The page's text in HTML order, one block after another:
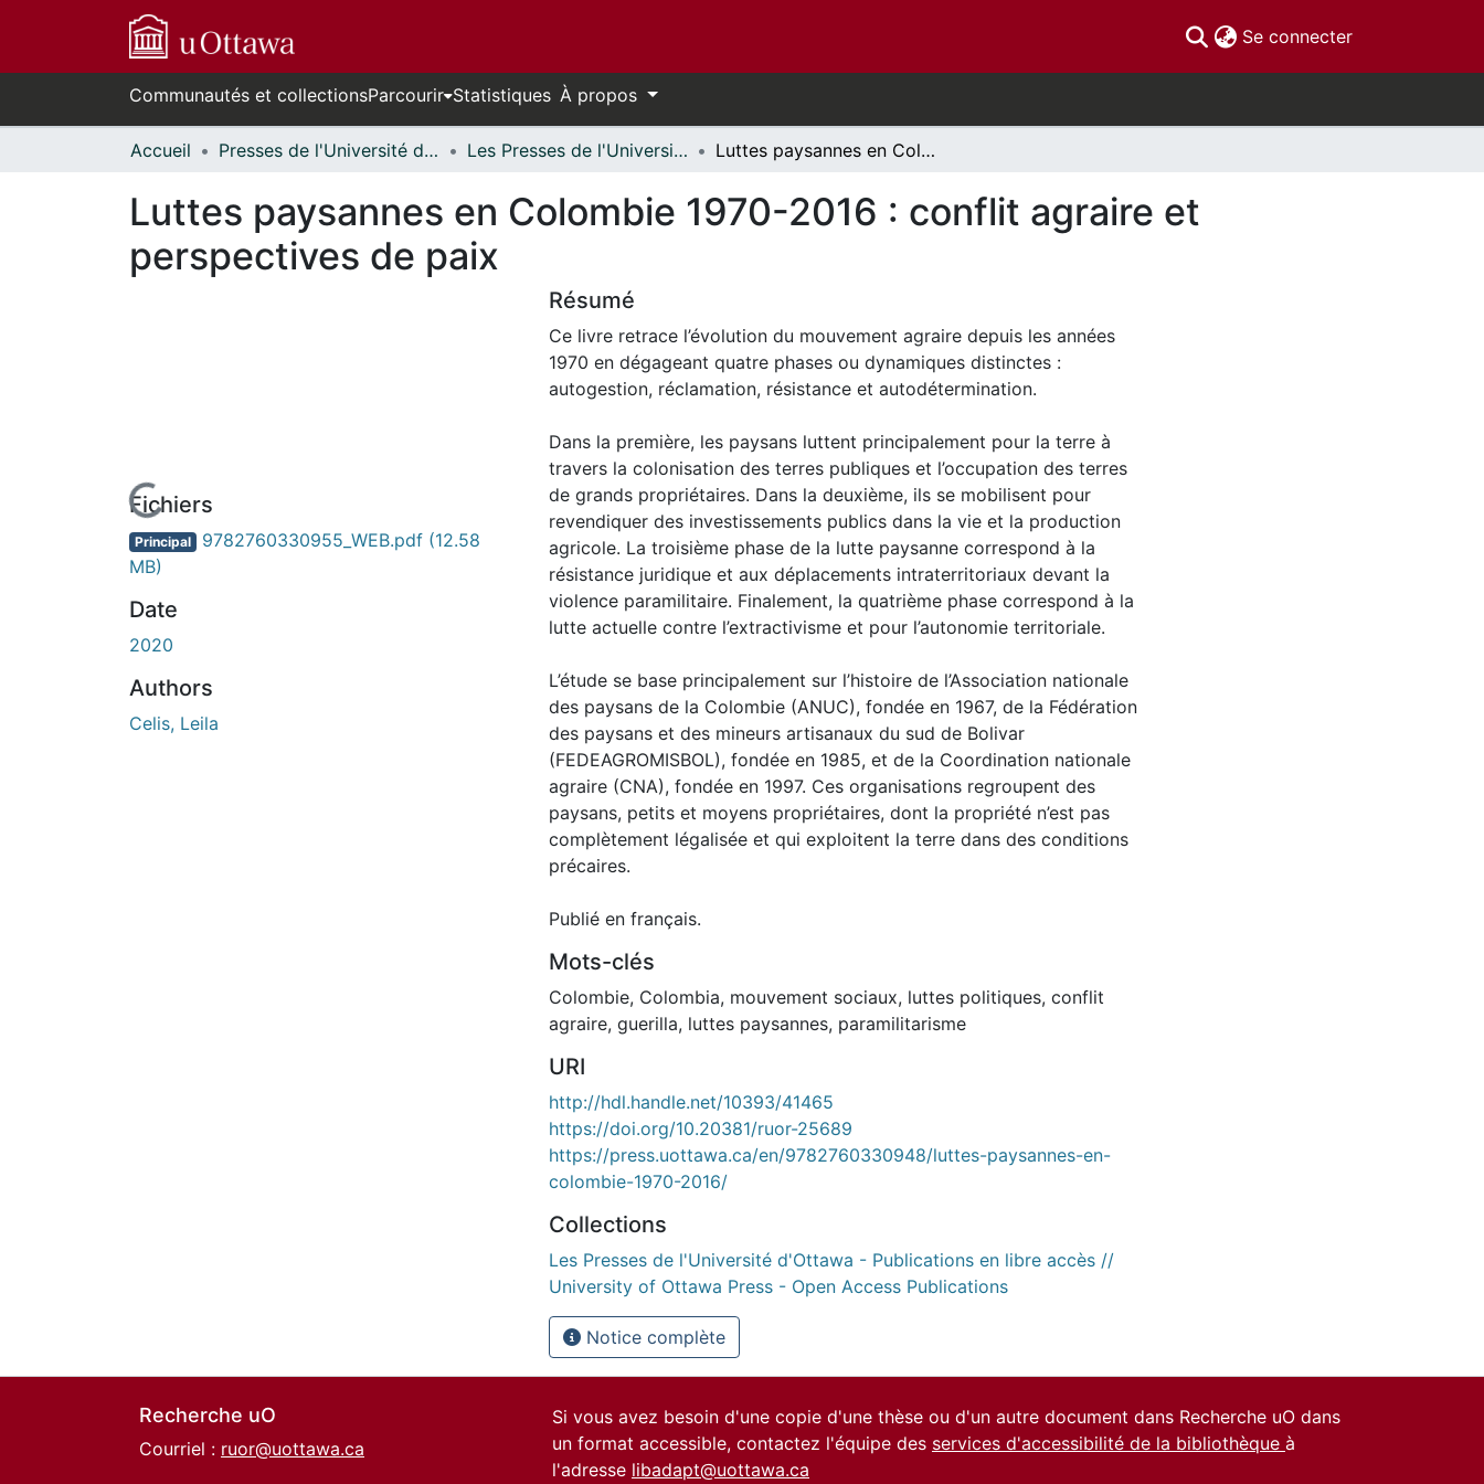
Se connecter(current)
Communautés et collectionsParcourir Statistiques À propos
Accueil Presses de l'Université d'Ottawa // University of Ottawa Press Les Presses de l'Université d'Ottawa - Publications en libre accès // University of Ottawa Press - Open Access Publications Luttes paysannes en Colombie 1970-2016 : conflit agraire et perspectives de paix
Luttes paysannes en Colombie 1970-2016 : conflit agraire et
perspectives de paix
En cours de chargement...
Fichiers
Principal 9782760330955_WEB.pdf (12.58
MB)
Date
2020
Authors
Celis, Leila
Résumé
Ce livre retrace l’évolution du mouvement agraire depuis les années
1970 en dégageant quatre phases ou dynamiques distinctes :
autogestion, réclamation, résistance et autodétermination.
Dans la première, les paysans luttent principalement pour la terre à
travers la colonisation des terres publiques et l’occupation des terres
de grands propriétaires. Dans la deuxième, ils se mobilisent pour
revendiquer des investissements publics dans la vie et la production
agricole. La troisième phase de la lutte paysanne correspond à la
résistance juridique et aux déplacements intraterritoriaux devant la
violence paramilitaire. Finalement, la quatrième phase correspond à la
lutte actuelle contre l’extractivisme et pour l’autonomie territoriale.
L’étude se base principalement sur l’histoire de l’Association nationale
des paysans de la Colombie (ANUC), fondée en 1967, de la Fédération
des paysans et des mineurs artisanaux du sud de Bolivar
(FEDEAGROMISBOL), fondée en 1985, et de la Coordination nationale
agraire (CNA), fondée en 1997. Ces organisations regroupent des
paysans, petits et moyens propriétaires, dont la propriété n’est pas
complètement légalisée et qui exploitent la terre dans des conditions
précaires.
Publié en français.
Mots-clés
Colombie, Colombia, mouvement sociaux, luttes politiques, conflit
agraire, guerilla, luttes paysannes, paramilitarisme
URI
http://hdl.handle.net/10393/41465
https://doi.org/10.20381/ruor-25689
https://press.uottawa.ca/en/9782760330948/luttes-paysannes-en-
colombie-1970-2016/
Collections
Les Presses de l'Université d'Ottawa - Publications en libre accès //
University of Ottawa Press - Open Access Publications
Notice complète
Recherche uO
Courriel : ruor@uottawa.ca
Si vous avez besoin d'une copie d'une thèse ou d'un autre document dans Recherche uO dans
un format accessible, contactez l'équipe des services d'accessibilité de la bibliothèque à
l'adresse libadapt@uottawa.ca